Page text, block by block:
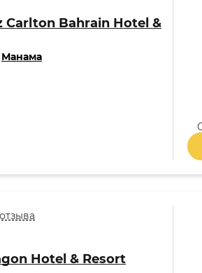
Carlton Bahrain Hotel &
Манама
Hotel & Resort